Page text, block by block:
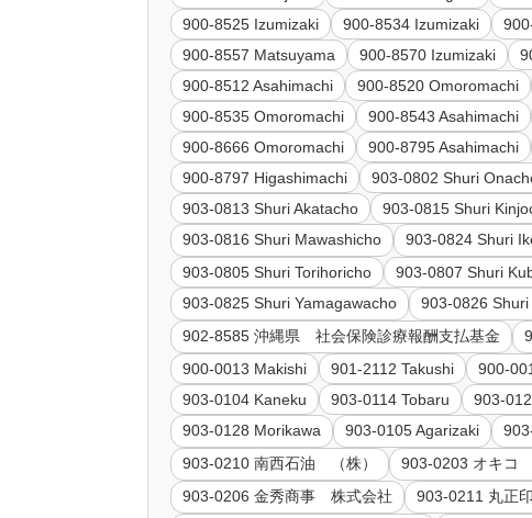
900-8525 Izumizaki
900-8534 Izumizaki
900-8557 Matsuyama
900-8570 Izumizaki
900-8512 Asahimachi
900-8520 Omoromachi
900-8535 Omoromachi
900-8543 Asahimachi
900-8666 Omoromachi
900-8795 Asahimachi
900-8797 Higashimachi
903-0802 Shuri
903-0813 Shuri Akatacho
903-0815 Shuri
903-0816 Shuri Mawashicho
903-0824 Shuri
903-0805 Shuri Torihoricho
903-0807 Shuri
903-0825 Shuri Yamagawacho
903-0826
902-8585 沖縄県 社会保険診療報酬支払基金
900-0013 Makishi
901-2112 Takushi 900-
903-0104 Kaneku
903-0114 Tobaru 903-
903-0128 Morikawa
903-0105 Agarizaki
903-0210 南西石油 （株）
903-0203 オキコ
903-0206 金秀商事 株式会社
903-0211 丸正